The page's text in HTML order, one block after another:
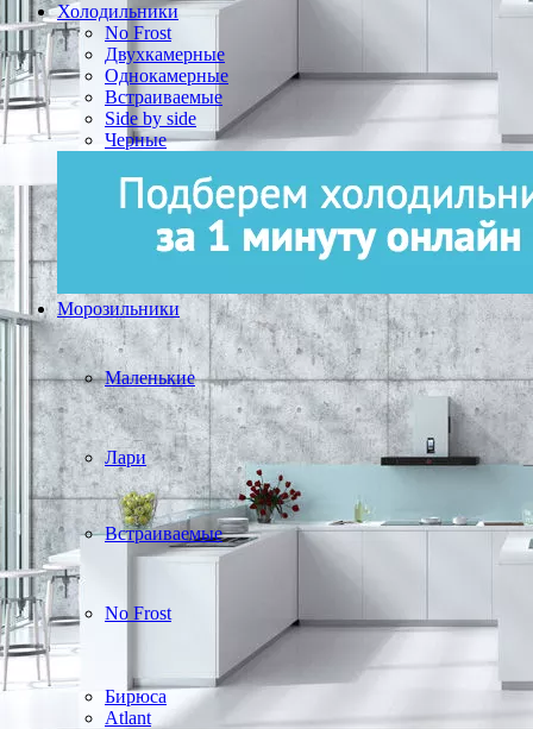
Холодильники
No Frost
Двухкамерные
Однокамерные
Встраиваемые
Side by side
Черные
Морозильники
Маленькие
Лари
Встраиваемые
No Frost
Бирюса
Atlant